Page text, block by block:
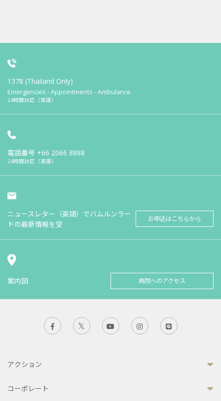
1378 (Thailand Only)
Emergencies - Appointments - Ambulance
24時間対応（英語）
電話番号 +66 2066 8888
24時間対応（英語）
ニュースレター（英語）でバムルンラー
ドの最新情報を受
お申込はこちらから
案内図 病院へのアクセス
アクション
コーポレート